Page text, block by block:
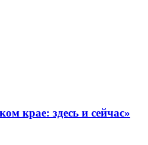
крае: здесь и сейчас»